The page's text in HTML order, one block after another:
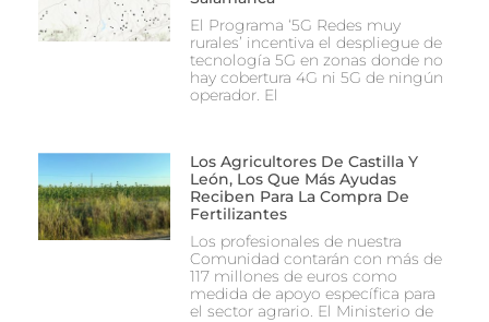
El Programa ‘5G Redes muy
rurales’ incentiva el despliegue de
tecnología 5G en zonas donde no
hay cobertura 4G ni 5G de ningún
operador. El
Los Agricultores De Castilla Y
León, Los Que Más Ayudas
Reciben Para La Compra De
Fertilizantes
Los profesionales de nuestra
Comunidad contarán con más de
117 millones de euros como
medida de apoyo específica para
el sector agrario. El Ministerio de